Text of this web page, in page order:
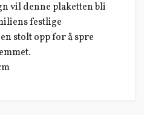
vil denne plaketten bli
festlige
stolt opp for å spre